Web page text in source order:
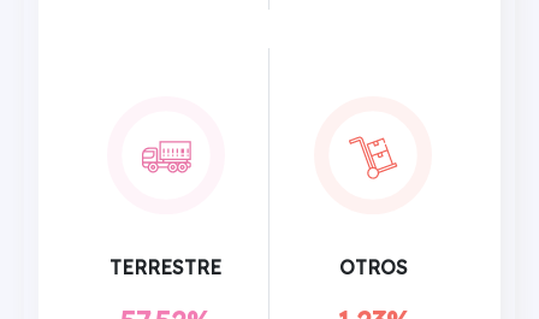
TERRESTRE OTROS